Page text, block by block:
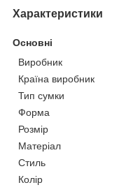
Характеристики
Основні
Виробник
Країна виробник
Тип сумки
Форма
Розмір
Матеріал
Стиль
Колір